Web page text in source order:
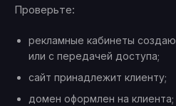
Проверьте:
рекламные кабинеты
или с передачей доступа;
сайт принадлежит клиенту;
домен оформлен на клиента;